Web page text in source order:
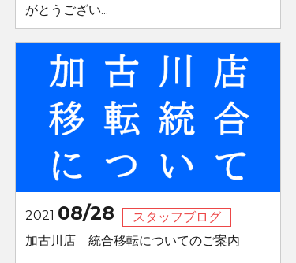
がとうござい...
2021 08/28
スタッフブログ
加古川店 統合移転についてのご案内